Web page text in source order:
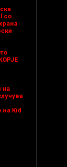
со
на
на Kid